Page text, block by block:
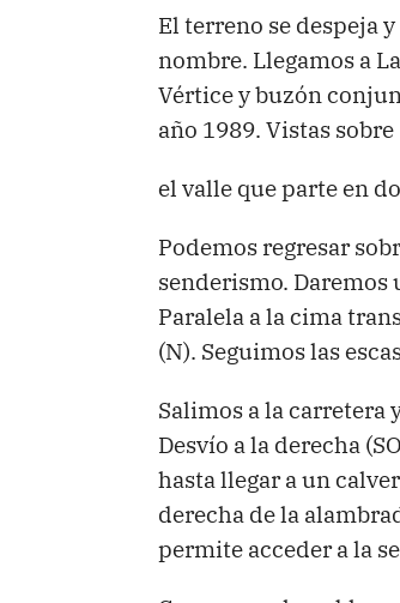
El terreno se despeja
nombre. Llegamos a
Vértice y buzón
año 1989. Vistas sobre
el valle que parte en
Podemos regresar
senderismo. Daremos
Paralela a la cima
(N). Seguimos las
Salimos a la carretera
Desvío a la derecha
hasta llegar a un
derecha de la
permite acceder a la